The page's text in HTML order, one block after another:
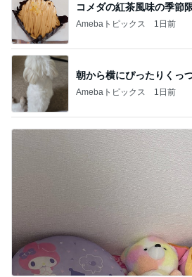
コメダの紅茶風味の季節
Amebaトピックス 1日前
朝から横にぴったりくっ
Amebaトピックス 1日前